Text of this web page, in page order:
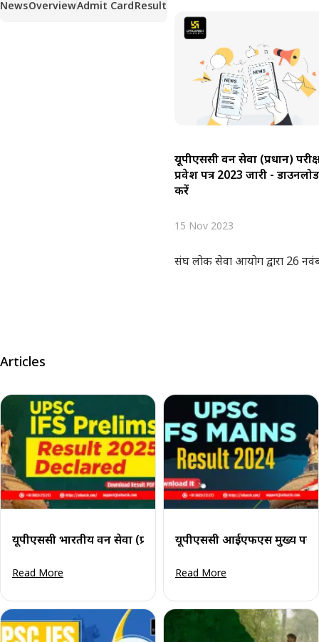
NewsOverviewAdmit CardResult
यूपीएससी वन सेवा (प्रधान)
प्रवेश पत्र 2023 जारी - डाउनलोड
करें
15 Nov 2023
संघ लोक सेवा आयोग द्वारा 26
Articles
यूपीएससी भारतीय वन सेवा (प्रारंभिक परीक्षा) परिणाम 2025 जारी;
Read More
यूपीएससी आईएफएस मुख्य
Read More